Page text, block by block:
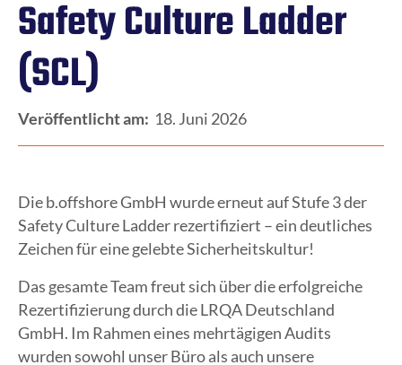
Safety Culture Ladder
(SCL)
Veröffentlicht am: 18. Juni 2026
Die b.offshore GmbH wurde erneut auf Stufe 3 der
Safety Culture Ladder rezertifiziert – ein deutliches
Zeichen für eine gelebte Sicherheitskultur!
Das gesamte Team freut sich über die erfolgreiche
Rezertifizierung durch die LRQA Deutschland
GmbH. Im Rahmen eines mehrtägigen Audits
wurden sowohl unser Büro als auch unsere